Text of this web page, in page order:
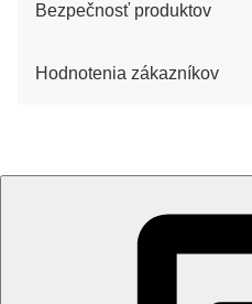
Bezpečnosť produktov
Hodnotenia zákazníkov